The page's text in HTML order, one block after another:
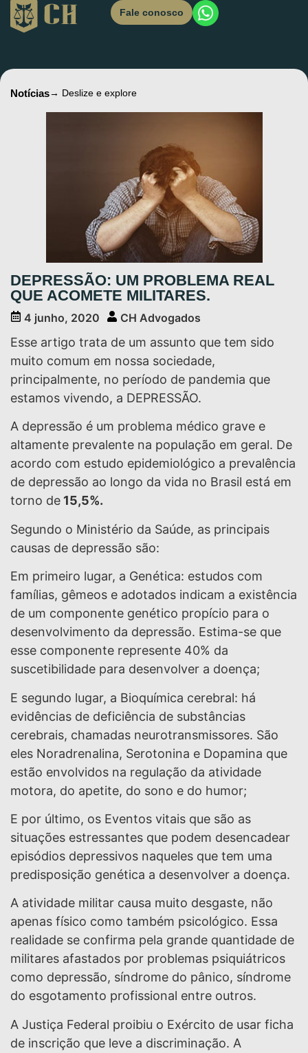
Fale conosco
Notícias→ Deslize e explore
DEPRESSÃO: UM PROBLEMA REAL
QUE ACOMETE MILITARES.
4 junho, 2020 CH Advogados
Esse artigo trata de um assunto que tem sido
muito comum em nossa sociedade,
principalmente, no período de pandemia que
estamos vivendo, a DEPRESSÃO.
A depressão é um problema médico grave e
altamente prevalente na população em geral. De
acordo com estudo epidemiológico a prevalência
de depressão ao longo da vida no Brasil está em
torno de 15,5%.
Segundo o Ministério da Saúde, as principais
causas de depressão são:
Em primeiro lugar, a Genética: estudos com
famílias, gêmeos e adotados indicam a existência
de um componente genético propício para o
desenvolvimento da depressão. Estima-se que
esse componente represente 40% da
suscetibilidade para desenvolver a doença;
E segundo lugar, a Bioquímica cerebral: há
evidências de deficiência de substâncias
cerebrais, chamadas neurotransmissores. São
eles Noradrenalina, Serotonina e Dopamina que
estão envolvidos na regulação da atividade
motora, do apetite, do sono e do humor;
E por último, os Eventos vitais que são as
situações estressantes que podem desencadear
episódios depressivos naqueles que tem uma
predisposição genética a desenvolver a doença.
A atividade militar causa muito desgaste, não
apenas físico como também psicológico. Essa
realidade se confirma pela grande quantidade de
militares afastados por problemas psiquiátricos
como depressão, síndrome do pânico, síndrome
do esgotamento profissional entre outros.
A Justiça Federal proibiu o Exército de usar ficha
de inscrição que leve a discriminação. A